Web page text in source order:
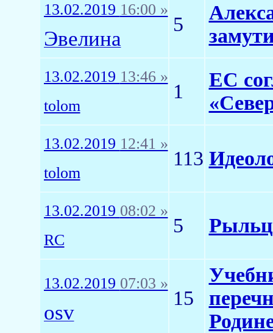
13.02.2019 16:00 »
Эвелина
5
13.02.2019 13:46 »
tolom
1
ЕС
13.02.2019 12:41 »
tolom
113
13.02.2019 08:02 »
RC
5
13.02.2019 07:03 »
osv
15